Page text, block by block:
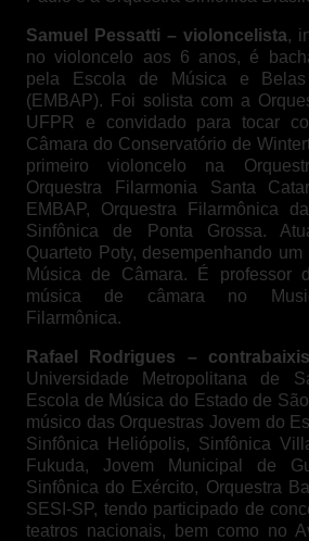
Samuel Pessatti – violoncelista,
no violoncelo aos 6 anos, é
pela Escola de Música e
(EMBAP). Foi solista com a
UFPR e convidado para tocar
Câmara do Conservatório de
primeiro violoncelo na
Orquestra Filarmonia Santa
EMBAP, Orquestra Filarmônica
Sinfônica de Ponta Grossa.
Quarteto Poty, desempenhando
Música de Câmara. É professor
música de câmara no
Filarmônica.
Rafael Rodrigues –
Universidade Metropolitana de
Escola de Música do Estado de
músico das Orquestras Jovem do
Sinfônica Heliópolis, Sinfônica
Fukuda, Jovem Municipal de
Sinfônica do Exército, Orquestra
SESI-SP, tendo participado de
teatros nacionais, bem como no